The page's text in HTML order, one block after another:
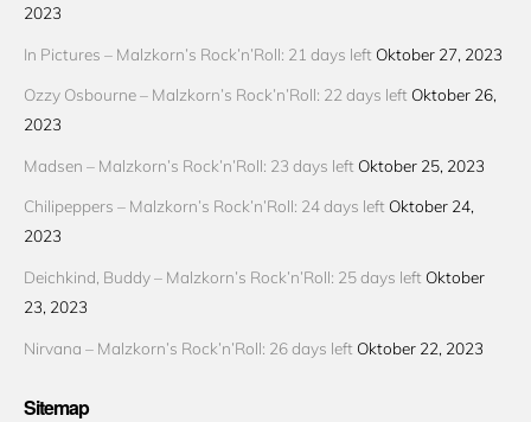
2023
In Pictures – Malzkorn’s Rock’n’Roll: 21 days left Oktober 27, 2023
Ozzy Osbourne – Malzkorn’s Rock’n’Roll: 22 days left Oktober 26,
2023
Madsen – Malzkorn’s Rock’n’Roll: 23 days left Oktober 25, 2023
Chilipeppers – Malzkorn’s Rock’n’Roll: 24 days left Oktober 24,
2023
Deichkind, Buddy – Malzkorn’s Rock’n’Roll: 25 days left Oktober
23, 2023
Nirvana – Malzkorn’s Rock’n’Roll: 26 days left Oktober 22, 2023
Sitemap